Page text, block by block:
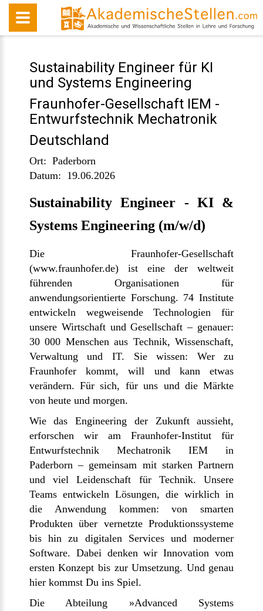
Sustainability Engineer für KI
und Systems Engineering
Fraunhofer-Gesellschaft IEM -
Entwurfstechnik Mechatronik
Deutschland
Ort: Paderborn
Datum: 19.06.2026
Sustainability Engineer - KI &
Systems Engineering (m/w/d)
Die Fraunhofer-Gesellschaft
(www.fraunhofer.de) ist eine der weltweit
führenden Organisationen für
anwendungsorientierte Forschung. 74 Institute
entwickeln wegweisende Technologien für
unsere Wirtschaft und Gesellschaft – genauer:
30 000 Menschen aus Technik, Wissenschaft,
Verwaltung und IT. Sie wissen: Wer zu
Fraunhofer kommt, will und kann etwas
verändern. Für sich, für uns und die Märkte
von heute und morgen.
Wie das Engineering der Zukunft aussieht,
erforschen wir am Fraunhofer-Institut für
Entwurfstechnik Mechatronik IEM in
Paderborn – gemeinsam mit starken Partnern
und viel Leidenschaft für Technik. Unsere
Teams entwickeln Lösungen, die wirklich in
die Anwendung kommen: von smarten
Produkten über vernetzte Produktionssysteme
bis hin zu digitalen Services und moderner
Software. Dabei denken wir Innovation vom
ersten Konzept bis zur Umsetzung. Und genau
hier kommst Du ins Spiel.
Die Abteilung »Advanced Systems